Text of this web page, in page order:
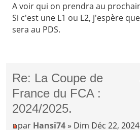
A voir qui on prendra au
Si c'est une L1 ou L2, j'espère
sera au PDS.
Re: La Coupe de
France du FCA :
2024/2025.
par Hansi74 » Dim Déc 22,